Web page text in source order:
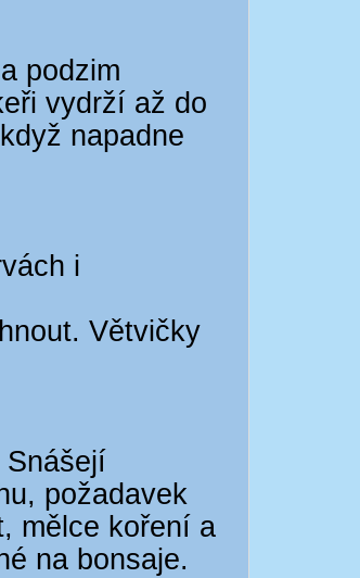
podzim
vydrží až do
napadne
i
Větvičky
požadavek
mělce koření a
na bonsaje.